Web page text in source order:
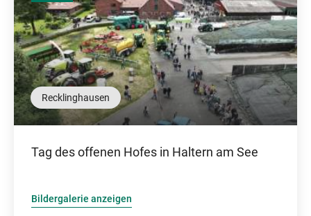
Recklinghausen
Tag des offenen Hofes in Haltern am See
Bildergalerie anzeigen